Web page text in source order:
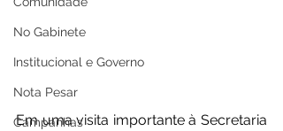
No Gabinete
Institucional e Governo
Nota Pesar
Campanhas
Em uma visita importante à Secretaria